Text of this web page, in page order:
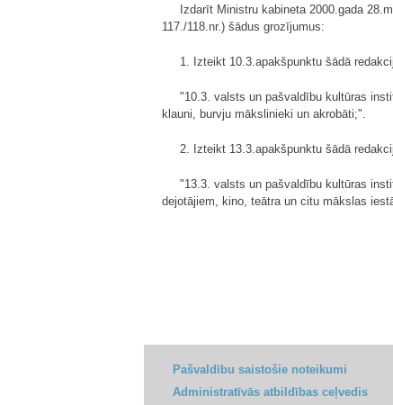
Izdarīt Ministru kabineta 2000.gada
117./118.nr.) šādus grozījumus:
1. Izteikt 10.3.apakšpunktu šādā
"10.3. valsts un pašvaldību kultūras
klauni, burvju mākslinieki un akrobāti;".
2. Izteikt 13.3.apakšpunktu šādā
"13.3. valsts un pašvaldību kultūras
dejotājiem, kino, teātra un citu mākslas
Pašvaldību saistošie noteikumi
Administratīvās atbildības ceļvedis